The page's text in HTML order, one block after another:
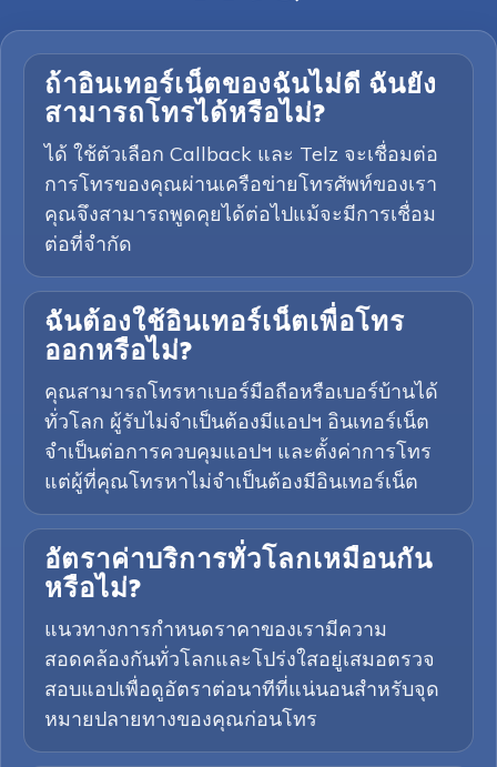
ถ้าอินเทอร์เน็ตของฉันไม่ดี ฉันยัง
สามารถโทรได้หรือไม่?
ได้ ใช้ตัวเลือก Callback และ Telz จะเชื่อมต่อ
การโทรของคุณผ่านเครือข่ายโทรศัพท์ของเรา
คุณจึงสามารถพูดคุยได้ต่อไปแม้จะมีการเชื่อม
ต่อที่จำกัด
ฉันต้องใช้อินเทอร์เน็ตเพื่อโทร
ออกหรือไม่?
คุณสามารถโทรหาเบอร์มือถือหรือเบอร์บ้านได้
ทั่วโลก ผู้รับไม่จำเป็นต้องมีแอปฯ อินเทอร์เน็ต
จำเป็นต่อการควบคุมแอปฯ และตั้งค่าการโทร
แต่ผู้ที่คุณโทรหาไม่จำเป็นต้องมีอินเทอร์เน็ต
อัตราค่าบริการทั่วโลกเหมือนกัน
หรือไม่?
แนวทางการกำหนดราคาของเรามีความ
สอดคล้องกันทั่วโลกและโปร่งใสอยู่เสมอตรวจ
สอบแอปเพื่อดูอัตราต่อนาทีที่แน่นอนสำหรับจุด
หมายปลายทางของคุณก่อนโทร